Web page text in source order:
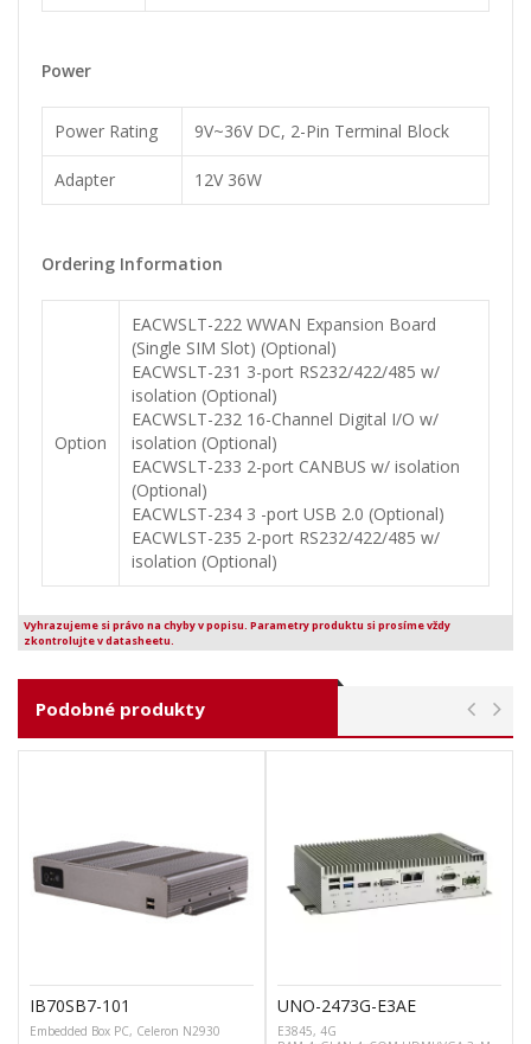
Power
Power Rating 9V~36V DC, 2-Pin Terminal Block
Adapter 12V 36W
Ordering Information
Option
EACWSLT-222 WWAN Expansion Board
(Single SIM Slot) (Optional)
EACWSLT-231 3-port RS232/422/485 w/
isolation (Optional)
EACWSLT-232 16-Channel Digital I/O w/
isolation (Optional)
EACWSLT-233 2-port CANBUS w/ isolation
(Optional)
EACWLST-234 3 -port USB 2.0 (Optional)
EACWLST-235 2-port RS232/422/485 w/
isolation (Optional)
Vyhrazujeme si právo na chyby v popisu. Parametry produktu si prosíme vždy
zkontrolujte v datasheetu.
Podobné produkty
IB70SB7-101
Embedded Box PC, Celeron N2930
UNO-2473G-E3AE
E3845, 4G